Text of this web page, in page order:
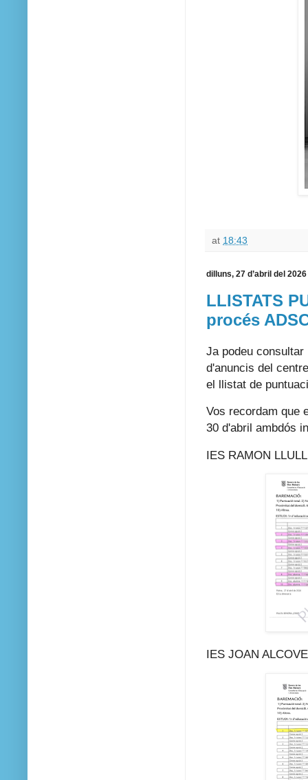
at 18:43
dilluns, 27 d’abril del 2026
LLISTATS
procés
Ja podeu
d'anuncis del
el llistat de
Vos recordam que
30 d'abril ambdós
IES RAMON LLULL
IES JOAN